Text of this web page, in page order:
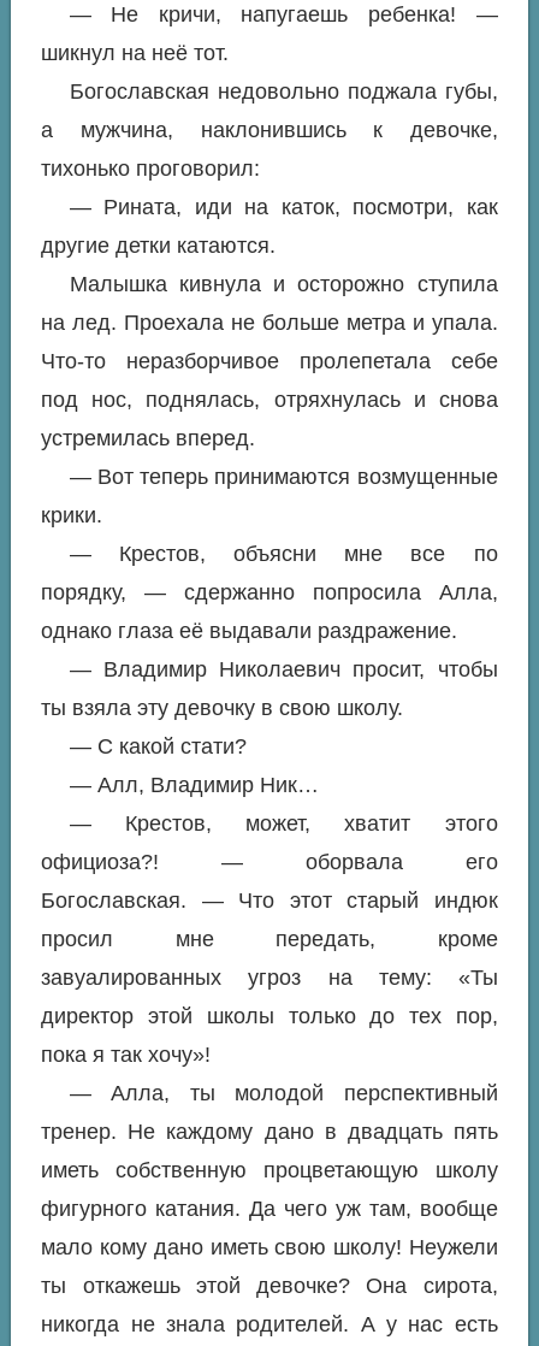
— Не кричи, напугаешь ребенка! —
шикнул на неё тот.
Богославская недовольно поджала губы,
а мужчина, наклонившись к девочке,
тихонько проговорил:
— Рината, иди на каток, посмотри, как
другие детки катаются.
Малышка кивнула и осторожно ступила
на лед. Проехала не больше метра и упала.
Что-то неразборчивое пролепетала себе
под нос, поднялась, отряхнулась и снова
устремилась вперед.
— Вот теперь принимаются возмущенные
крики.
— Крестов, объясни мне все по
порядку, — сдержанно попросила Алла,
однако глаза её выдавали раздражение.
— Владимир Николаевич просит, чтобы
ты взяла эту девочку в свою школу.
— С какой стати?
— Алл, Владимир Ник…
— Крестов, может, хватит этого
официоза?! — оборвала его
Богославская. — Что этот старый индюк
просил мне передать, кроме
завуалированных угроз на тему: «Ты
директор этой школы только до тех пор,
пока я так хочу»!
— Алла, ты молодой перспективный
тренер. Не каждому дано в двадцать пять
иметь собственную процветающую школу
фигурного катания. Да чего уж там, вообще
мало кому дано иметь свою школу! Неужели
ты откажешь этой девочке? Она сирота,
никогда не знала родителей. А у нас есть